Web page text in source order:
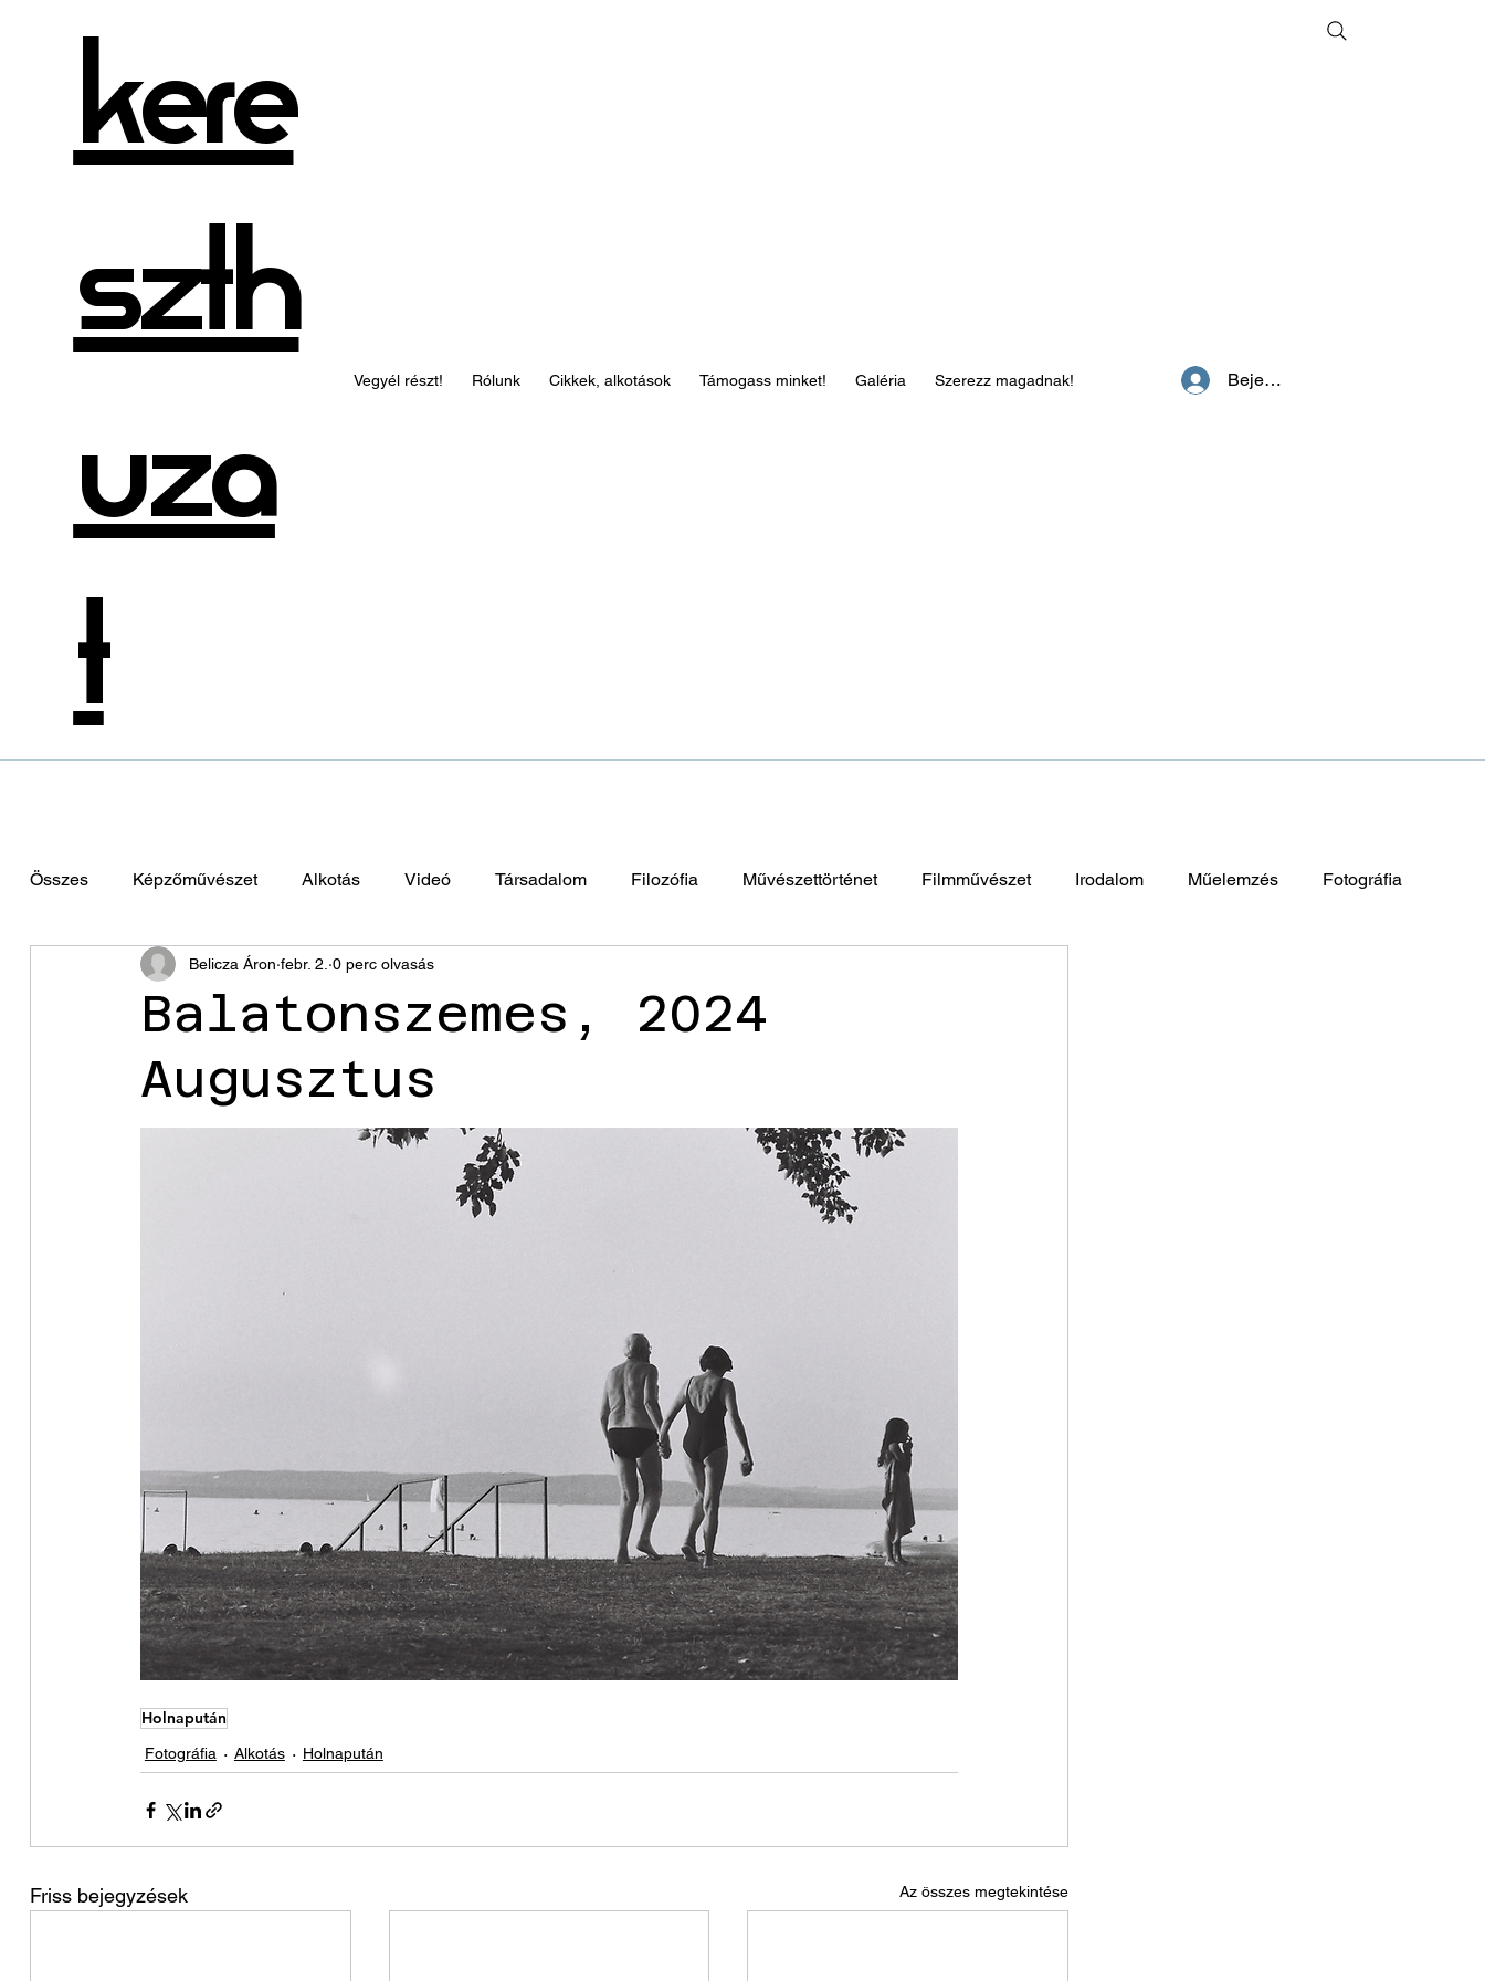
kere
szth
uza
t
Vegyél részt! Rólunk Cikkek, alkotások Támogass minket! Galéria Szerezz magadnak! Bejelentkezés
Összes Képzőművészet Alkotás Videó Társadalom Filozófia Művészettörténet Filmművészet Irodalom Műelemzés Fotográfia
Színművészet Divattervezés
Balatonszemes, 2024
Augusztus
Belicza Áron febr. 2. 0 perc olvasás
Holnapután
Fotográfia Alkotás Holnapután
Friss bejegyzések Az összes megtekintése